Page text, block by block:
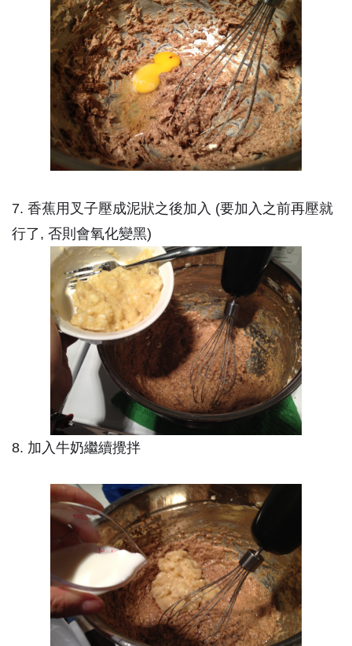
7. 香蕉用叉子壓成泥狀之後加入 (要加入之前再壓就
行了, 否則會氧化變黑)
8. 加入牛奶繼續攪拌